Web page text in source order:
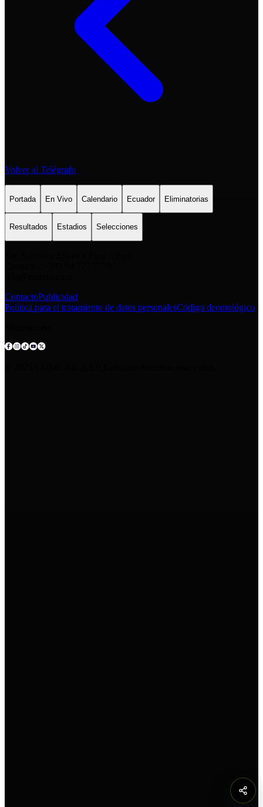
Volver al Telégrafo
Portada En Vivo Calendario Ecuador Eliminatorias
Resultados Estadios Selecciones
ContactoPublicidad
Política para el tratamiento de datos personalesCódigo deontológico